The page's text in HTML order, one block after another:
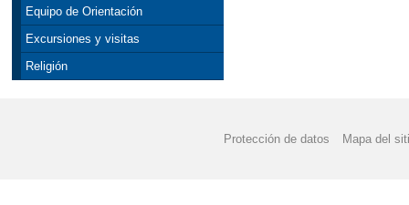
Equipo de Orientación
Excursiones y visitas
Religión
Protección de datos Mapa del